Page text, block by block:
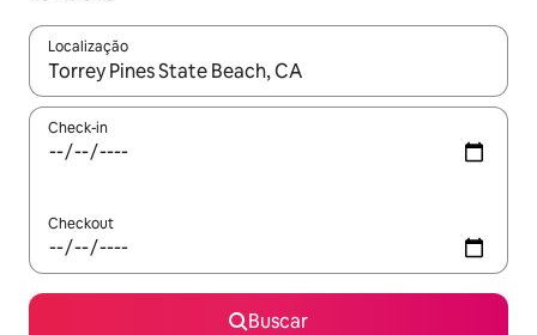
Localização
Quando os resultados estiverem disponíveis, explore-os
Check-in
Checkout
Buscar